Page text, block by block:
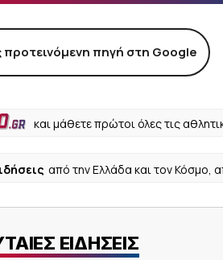
πηγή στη Google
και μάθετε πρώτοι όλες τις
από την Ελλάδα και τον Κόσμο,
ΕΙΔΗΣΕΙΣ